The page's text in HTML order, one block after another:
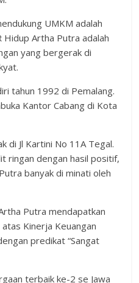
UMKM adalah
Hidup Artha Putra adalah
yang bergerak di
tahun 1992 di Pemalang.
Kantor Cabang di Kota
di Jl Kartini No 11A Tegal.
ringan dengan hasil positif,
banyak di minati oleh
Putra mendapatkan
Kinerja Keuangan
predikat “Sangat
terbaik ke-2 se Jawa